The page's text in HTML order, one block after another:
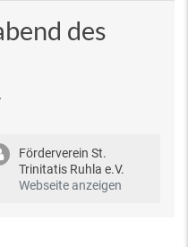
des
Förderverein St.
Trinitatis Ruhla e.V.
Webseite anzeigen